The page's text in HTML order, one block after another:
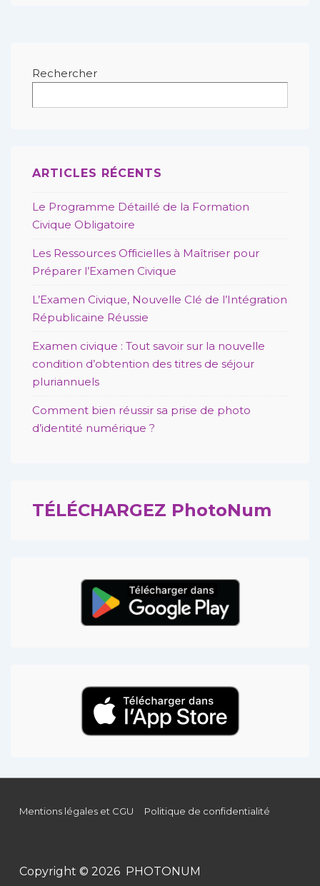
Rechercher
ARTICLES RÉCENTS
Le Programme Détaillé de la Formation
Civique Obligatoire
Les Ressources Officielles à Maîtriser pour
Préparer l’Examen Civique
L’Examen Civique, Nouvelle Clé de l’Intégration
Républicaine Réussie
Examen civique : Tout savoir sur la nouvelle
condition d’obtention des titres de séjour
pluriannuels
Comment bien réussir sa prise de photo
d’identité numérique ?
TÉLÉCHARGEZ PhotoNum
Mentions légales et CGU Politique de confidentialité
Copyright © 2026 PHOTONUM